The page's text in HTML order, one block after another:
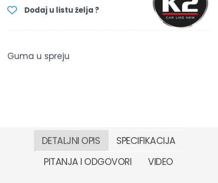
Dodaj u listu želja ?
Guma u spreju
DETALJNI OPIS
SPECIFIKACIJA
PITANJA I ODGOVORI
VIDEO